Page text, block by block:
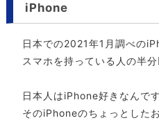
iPhone
日本での2021年1月調べの
スマホを持っている人の半
日本人はiPhone好きなんです
そのiPhoneのちょっとしたお